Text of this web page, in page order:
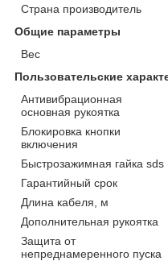
Страна производитель
Общие параметры
Вес
Пользовательские
Антивибрационная
основная рукоятка
Блокировка кнопки
включения
Быстрозажимная гайка sds
Гарантийный срок
Длина кабеля, м
Дополнительная рукоятка
Защита от
непреднамеренного пуска